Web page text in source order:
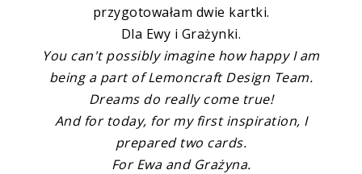
przygotowałam dwie kartki.
Dla Ewy i Grażynki.
You can't possibly imagine howhappy I am
being a part of Lemoncraft Design Team.
Dreams do really come true!
And for today, for my first inspiration, I
prepared two cards.
For Ewa and Grażyna.